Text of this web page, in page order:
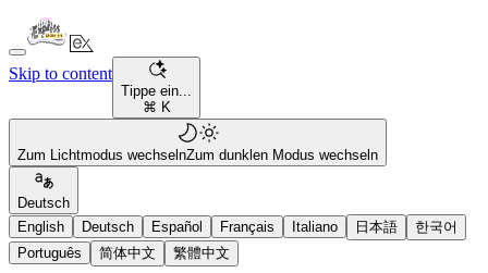
Skip to content
Tippe ein...
⌘ K
Zum Lichtmodus wechselnZum dunklen Modus wechseln
Deutsch
English
Deutsch Español Français Italiano 日本語
한국어
Português
简体中文 繁體中文